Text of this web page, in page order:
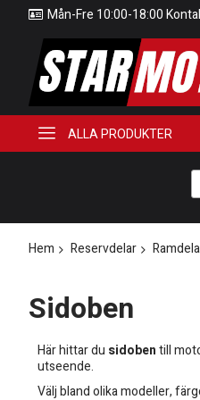
Mån-Fre 10:00-18:00
ALLA PRODUKTER
Hem Reservdelar
Sidoben
Här hittar du sidobentill
utseende.
Välj bland olika modeller,